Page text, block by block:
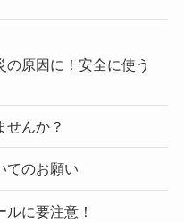
の原因に！安全に使う
せんか？
てのお願い
に要注意！